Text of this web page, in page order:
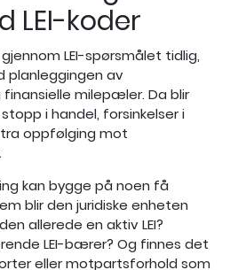
LEI-koder
LEI-spørsmålet tidlig,
planleggingen av
milepæler. Da blir
i handel, forsinkelser i
oppfølging mot
kan bygge på noen få
blir den juridiske enheten
allerede en aktiv LEI?
LEI-bærer? Og finnes det
eller motpartsforhold som